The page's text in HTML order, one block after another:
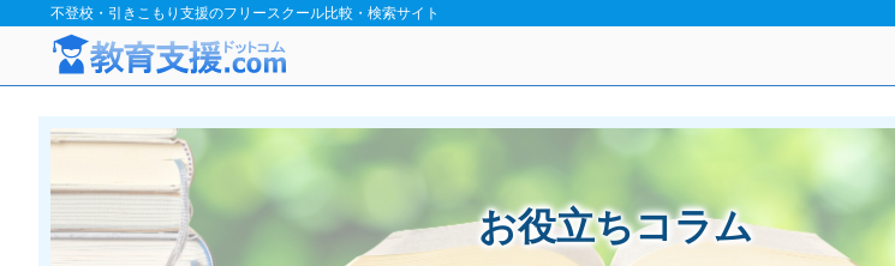
不登校・引きこもり支援のフリースクール比較・検索サイト
お役立ちコラム